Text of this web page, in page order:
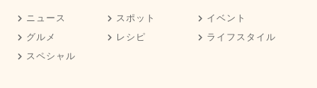
ニュース スポット
イベント
グルメ
レシピ
ライフスタイル
スペシャル